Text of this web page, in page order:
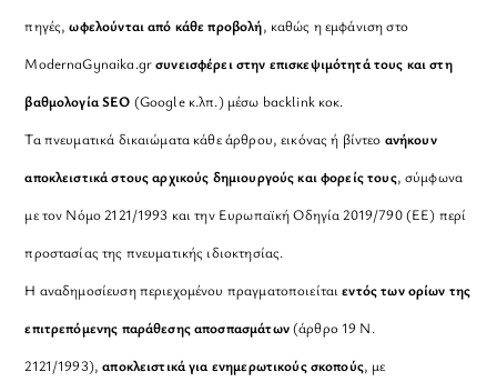
πηγές,ωφελούνται από κάθε προβολή, καθώς η εμφάνιση στο
ModernaGynaika.grσυνεισφέρει στην επισκεψιμότητά τους και στη
βαθμολογία SEO (Google κ.λπ.) μέσω backlink κοκ.
Τα πνευματικά δικαιώματα κάθε άρθρου, εικόνας ή βίντεο ανήκουν
αποκλειστικά στους αρχικούς δημιουργούς και φορείς τους, σύμφωνα
με τον Νόμο 2121/1993 και την Ευρωπαϊκή Οδηγία 2019/790 (ΕΕ) περί
προστασίας της πνευματικής ιδιοκτησίας.
Η αναδημοσίευση περιεχομένου πραγματοποιείταιεντός των ορίων της
επιτρεπόμενης παράθεσης αποσπασμάτων(άρθρο 19 Ν.
2121/1993), αποκλειστικά για ενημερωτικούς σκοπούς, με